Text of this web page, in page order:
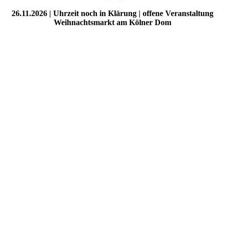
26.11.2026 | Uhrzeit noch in Klärung | offene Veranstaltung
Weihnachtsmarkt am Kölner Dom